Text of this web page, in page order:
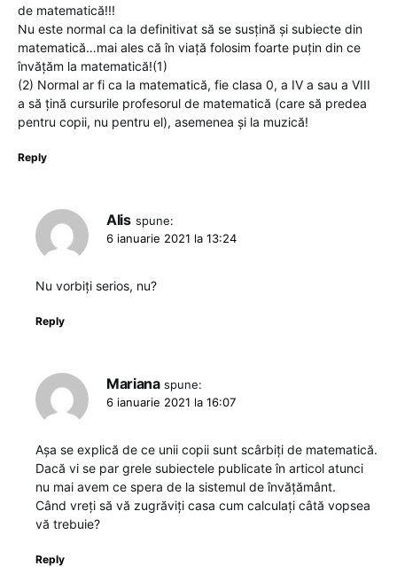
de matematică!!!
Nu este normal ca la definitivat să se susțină și subiecte din
matematică…mai ales că în viață folosim foarte puțin din ce
învățăm la matematică!(1)
(2) Normal ar fi ca la matematică, fie clasa 0, a IV a sau a VIII
a să țină cursurile profesorul de matematică (care să predea
pentru copii, nu pentru el), asemenea și la muzică!
Reply
Alis spune:
6 ianuarie 2021 la 13:24
Nu vorbiți serios, nu?
Reply
Mariana spune:
6 ianuarie 2021 la 16:07
Așa se explică de ce unii copii sunt scârbiți de matematică.
Dacă vi se par grele subiectele publicate în articol atunci
nu mai avem ce spera de la sistemul de învățământ.
Când vreți să vă zugrăviți casa cum calculați câtă vopsea
vă trebuie?
Reply